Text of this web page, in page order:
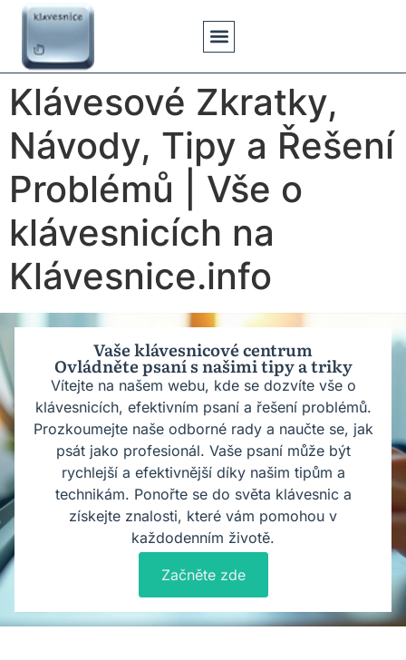
Klávesové Zkratky,
Návody, Tipy a Řešení
Problémů | Vše o
klávesnicích na
Klávesnice.info
Vaše klávesnicové centrum
Ovládněte psaní s našimi tipy a triky
Vítejte na našem webu, kde se dozvíte vše o
klávesnicích, efektivním psaní a řešení problémů.
Prozkoumejte naše odborné rady a naučte se, jak
psát jako profesionál. Vaše psaní může být
rychlejší a efektivnější díky našim tipům a
technikám. Ponořte se do světa klávesnic a
získejte znalosti, které vám pomohou v
každodenním životě.
Začněte zde